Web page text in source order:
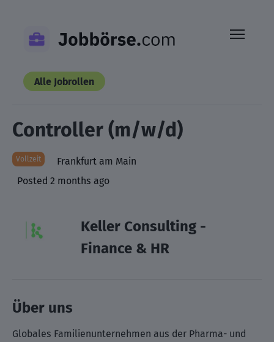
content
Alle Jobrollen
Controller (m/w/d)
Vollzeit
Frankfurt am Main
Posted 2 months ago
Keller Consulting -
Finance & HR
Über uns
Globales Familienunternehmen aus der Pharma- und